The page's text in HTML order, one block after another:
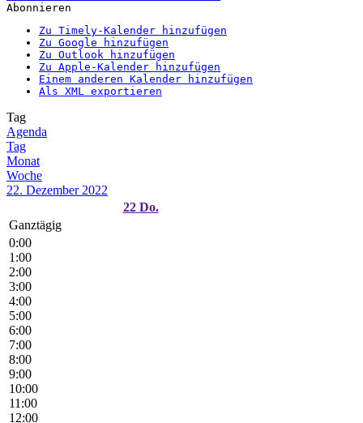
Abonnieren
Zu Timely-Kalender hinzufügen
Zu Google hinzufügen
Zu Outlook hinzufügen
Zu Apple-Kalender hinzufügen
Einem anderen Kalender hinzufügen
Als XML exportieren
Tag
Agenda
Tag
Monat
Woche
22. Dezember 2022
22 Do.
Ganztägig
0:00
1:00
2:00
3:00
4:00
5:00
6:00
7:00
8:00
9:00
10:00
11:00
12:00